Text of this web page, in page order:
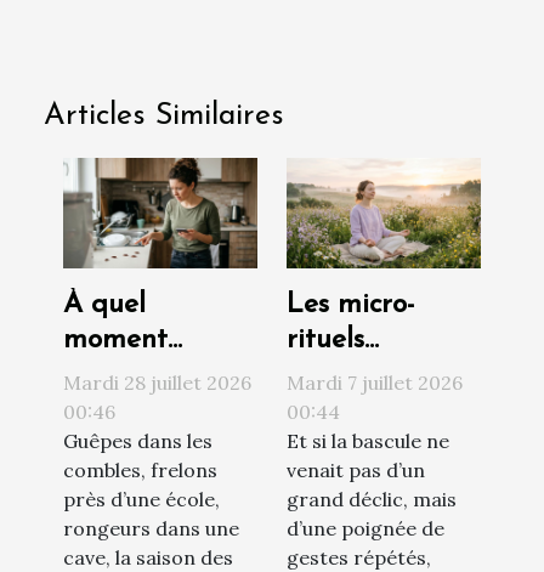
Articles Similaires
À quel
moment
contacter un
professionnel
face à une
invasion de
nuisibles ?
Mardi 28 juillet 2026
00:46
Guêpes dans les
combles, frelons
près d’une école,
rongeurs dans une
cave, la saison des
Les micro-
rituels
quotidiens qui
transforment
votre vision du
monde
Mardi 7 juillet 2026
00:44
Et si la bascule ne
venait pas d’un
grand déclic, mais
d’une poignée de
gestes répétés,